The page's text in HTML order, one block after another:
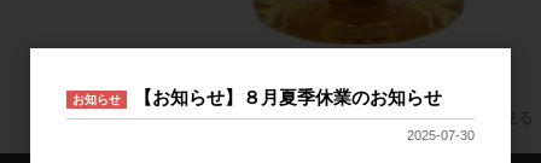
すべてのおすすめ商品を見る
お知らせ 【お知らせ】８月夏季休業のお知らせ
2025-07-30